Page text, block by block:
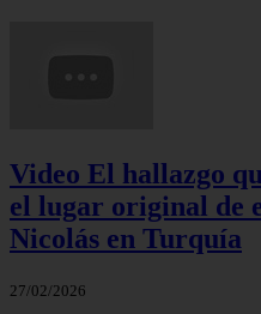
Video El hallazgo
el lugar original de
Nicolás en Turquía
27/02/2026